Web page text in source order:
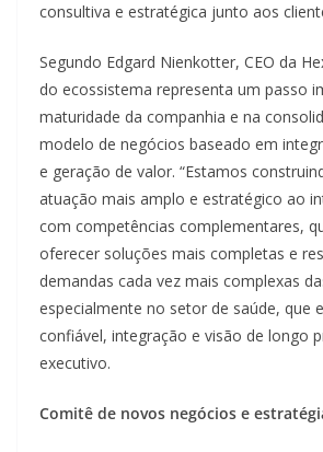
consultiva e estratégica junto aos
Segundo Edgard Nienkotter, CEO da
do ecossistema representa um passo
maturidade da companhia e na
modelo de negócios baseado em
e geração de valor. “Estamos
atuação mais amplo e estratégico ao
com competências complementares,
oferecer soluções mais completas e
demandas cada vez mais complexas
especialmente no setor de saúde, que
confiável, integração e visão de longo
executivo.
Comitê de novos negócios e